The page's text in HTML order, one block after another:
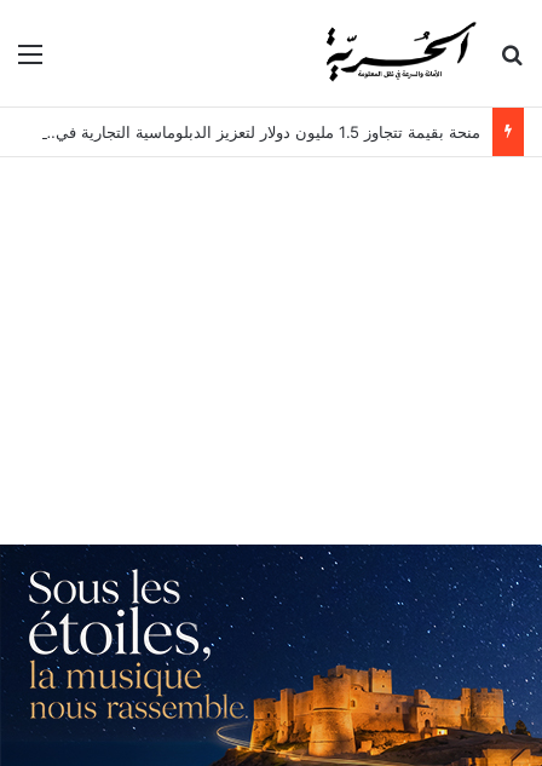
بحث عن
منحة بقيمة تتجاوز 1.5 مليون دولار لتعزيز الدبلوماسية التجارية في تونس!